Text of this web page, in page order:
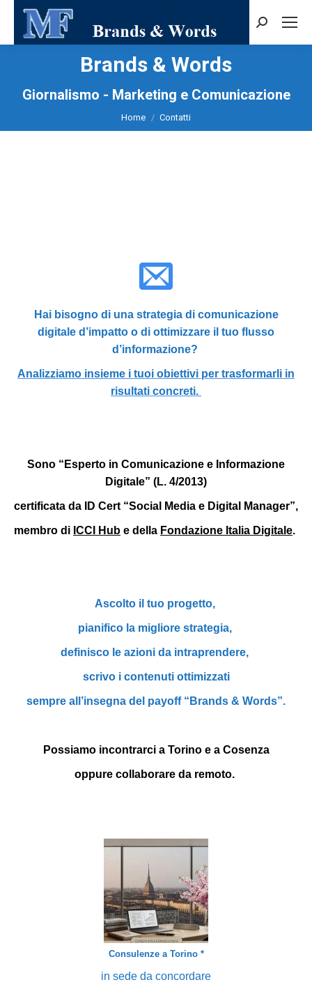
Cerca:
Brands & Words
Giornalismo - Marketing e Comunicazione
Tu sei qui:
Home Contatti
Hai bisogno di una strategia di comunicazione
digitale d’impatto o di ottimizzare il tuo flusso
d’informazione?
Analizziamo insieme i tuoi obiettivi per trasformarli in
risultati concreti.
Sono “ Esperto in Comunicazione e Informazione
Digitale” (L. 4/2013)
certificata da ID Cert “Social Media e Digital Manager”,
membro di ICCI Hub e della Fondazione Italia Digitale.
Ascolto il tuo progetto,
pianifico la migliore strategia,
definisco le azioni da intraprendere,
scrivo i contenuti ottimizzati
sempre a ll’insegna del payoff “Brands & Words”.
Possiamo incontrarci a Torino e a Cosenza
oppure collaborare da remoto.
Consulenze a Torino *
in sede da concordare